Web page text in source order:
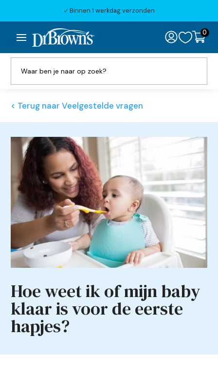
N Binnen 1 werkdag verzonden
 0
< Terug naar Veelgestelde vragen
Hoe weet ik of mijn baby
klaar is voor de eerste
hapjes?